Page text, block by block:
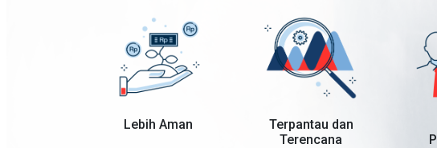
Lebih Aman
Terpantau dan
Terencana